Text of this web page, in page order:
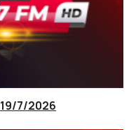
7/2026